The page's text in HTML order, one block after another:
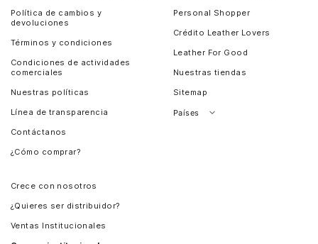
Política de cambios y
devoluciones
Términos y condiciones
Condiciones de actividades
comerciales
Nuestras políticas
Línea de transparencia
Contáctanos
¿Cómo comprar?
Personal Shopper
Crédito Leather Lovers
Leather For Good
Nuestras tiendas
Sitemap
Países
Crece con nosotros
¿Quieres ser distribuidor?
Ventas Institucionales